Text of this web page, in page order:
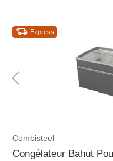
Express
Combisteel
Congélateur Bahut